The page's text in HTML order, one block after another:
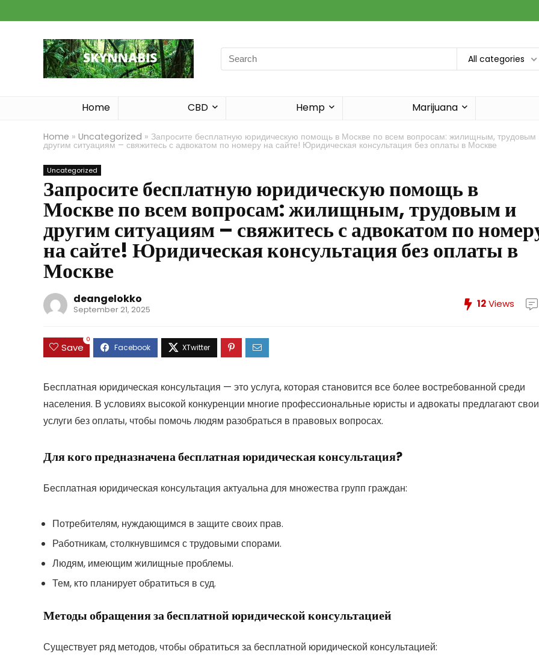
Search
for:
All categories
Home CBD Hemp Marijuana
Home » Uncategorized » Запросите бесплатную юридическую помощь в Москве по всем вопросам: жилищным, трудовым
другим ситуациям – свяжитесь с адвокатом по номеру на сайте! Юридическая консультация без оплаты в Москве
Uncategorized
Запросите бесплатную юридическую помощь в
Москве по всем вопросам: жилищным, трудовым и
другим ситуациям – свяжитесь с адвокатом по
на сайте! Юридическая консультация без оплаты в
Москве
deangelokko
September 21, 2025 12Views
Save
0
Бесплатная юридическая консультация — это услуга, которая становится все более востребованной среди
населения. В условиях высокой конкуренции многие профессиональные юристы и адвокаты предлагают свои
услуги без оплаты, чтобы помочь людям разобраться в правовых вопросах.
Для кого предназначена бесплатная юридическая консультация?
Бесплатная юридическая консультация актуальна для множества групп граждан:
Потребителям, нуждающимся в защите своих прав.
Работникам, столкнувшимся с трудовыми спорами.
Людям, имеющим жилищные проблемы.
Тем, кто планирует обратиться в суд.
Методы обращения за бесплатной юридической консультацией
Существует ряд методов, чтобы обратиться за бесплатной юридической консультацией: